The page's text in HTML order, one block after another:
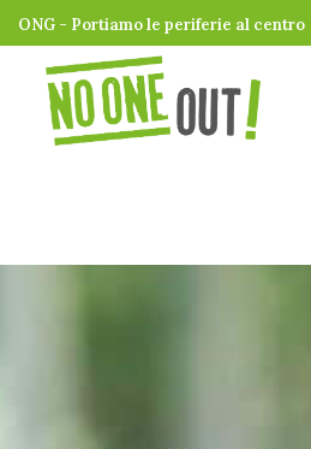
ONG - Portiamo le periferie al centro